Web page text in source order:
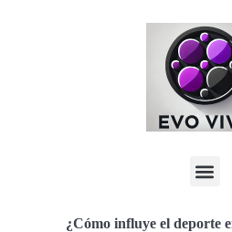
¿Cómo influye el deporte